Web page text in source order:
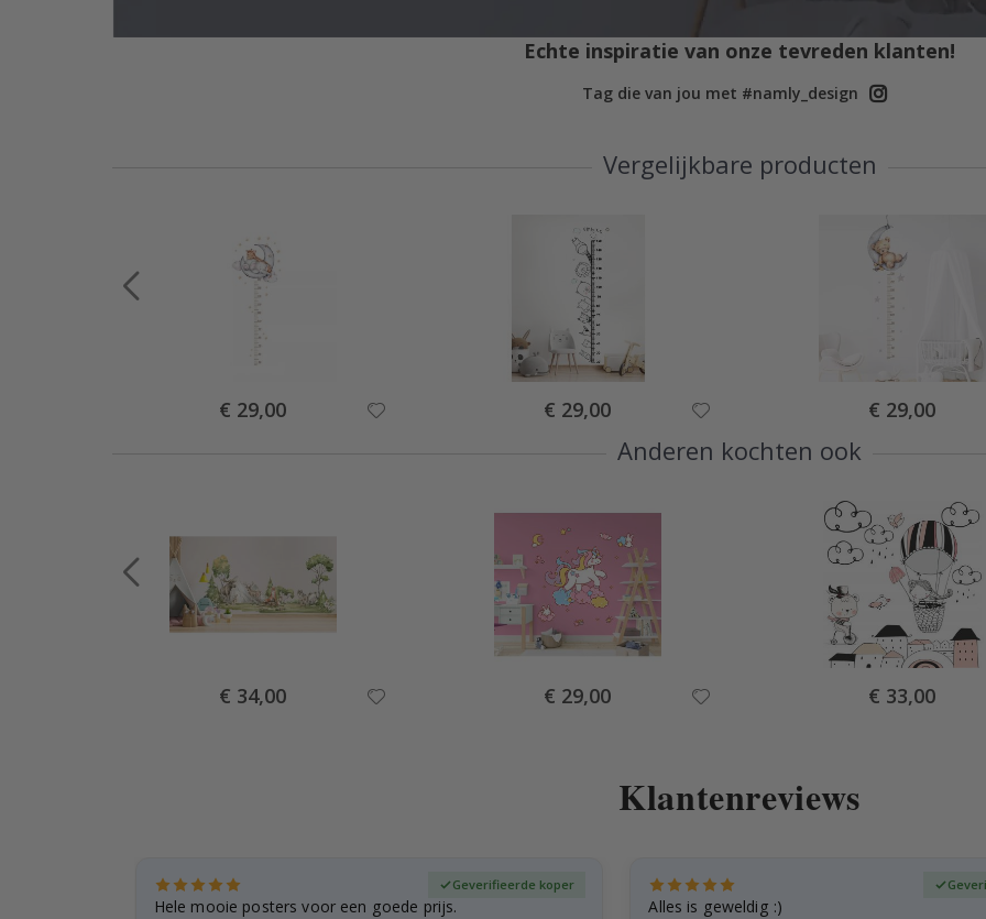
Echte inspiratie van onze tevreden klanten!
Tag die van jou met #namly_design
Vergelijkbare producten
Special
Price
€ 29,00 Special
Price
€ 29,00 Special
Price
€ 29,00
Anderen kochten ook
Special
Price
€ 34,00 Special
Price
€ 29,00 Special
Price
€ 33,00
Klantenreviews
Hele mooie posters voor een goede prijs.
Geverifieerde koper
Alles is geweldig :)